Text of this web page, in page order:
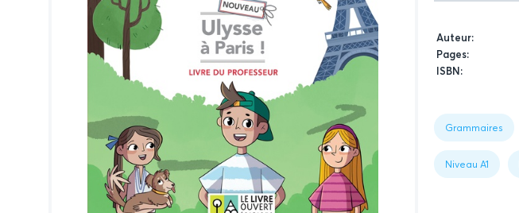
Données
relatives
du
livre
Auteur:
Pages:
ISBN:
Book
data
Grammaires
Niveau A1